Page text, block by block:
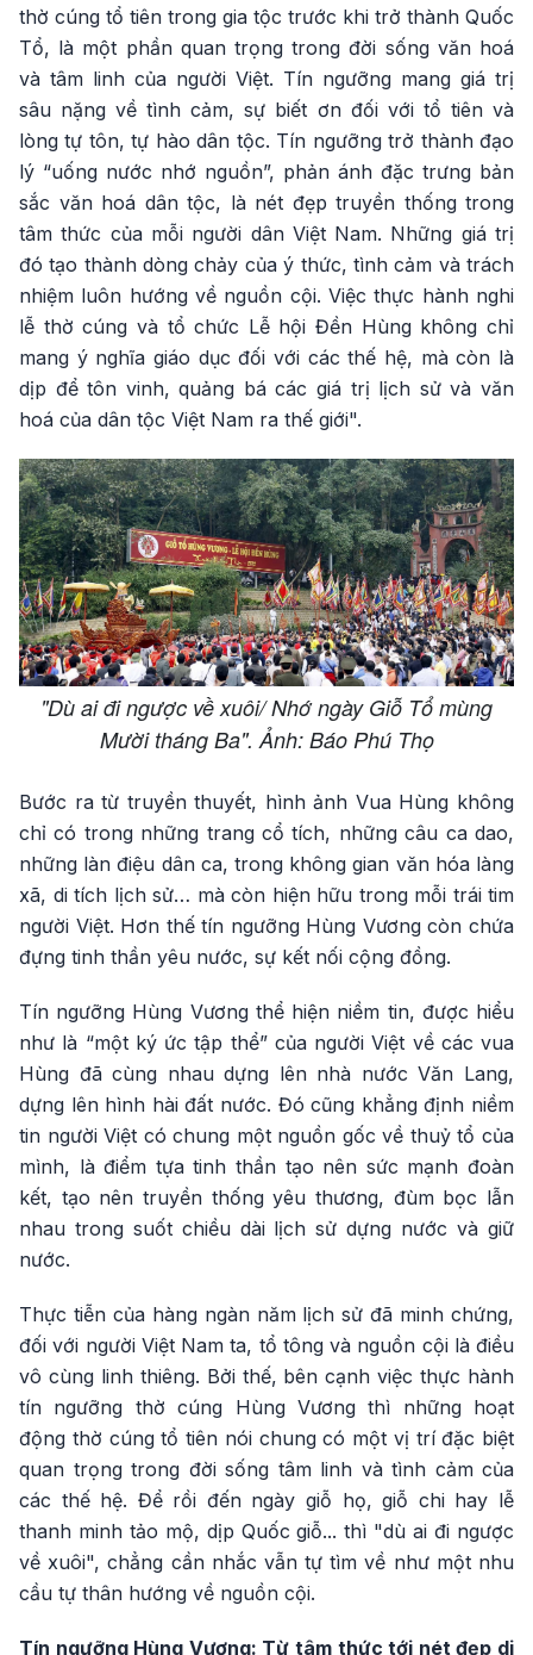
thờ cúng tổ tiên trong gia tộc trước khi trở thành Quốc
Tổ, là một phần quan trọng trong đời sống văn hoá
và tâm linh của người Việt. Tín ngưỡng mang giá trị
sâu nặng về tình cảm, sự biết ơn đối với tổ tiên và
lòng tự tôn, tự hào dân tộc. Tín ngưỡng trở thành đạo
lý “uống nước nhớ nguồn”, phản ánh đặc trưng bản
sắc văn hoá dân tộc, là nét đẹp truyền thống trong
tâm thức của mỗi người dân Việt Nam. Những giá trị
đó tạo thành dòng chảy của ý thức, tình cảm và trách
nhiệm luôn hướng về nguồn cội. Việc thực hành nghi
lễ thờ cúng và tổ chức Lễ hội Đền Hùng không chỉ
mang ý nghĩa giáo dục đối với các thế hệ, mà còn là
dịp để tôn vinh, quảng bá các giá trị lịch sử và văn
hoá của dân tộc Việt Nam ra thế giới".
"Dù ai đi ngược về xuôi/ Nhớ ngày Giỗ Tổ mùng
Mười tháng Ba". Ảnh: Báo Phú Thọ
Bước ra từ truyền thuyết, hình ảnh Vua Hùng không
chỉ có trong những trang cổ tích, những câu ca dao,
những làn điệu dân ca, trong không gian văn hóa làng
xã, di tích lịch sử… mà còn hiện hữu trong mỗi trái tim
người Việt. Hơn thế tín ngưỡng Hùng Vương còn chứa
đựng tinh thần yêu nước, sự kết nối cộng đồng.
Tín ngưỡng Hùng Vương thể hiện niềm tin, được hiểu
như là “một ký ức tập thể” của người Việt về các vua
Hùng đã cùng nhau dựng lên nhà nước Văn Lang,
dựng lên hình hài đất nước. Đó cũng khẳng định niềm
tin người Việt có chung một nguồn gốc về thuỷ tổ của
mình, là điểm tựa tinh thần tạo nên sức mạnh đoàn
kết, tạo nên truyền thống yêu thương, đùm bọc lẫn
nhau trong suốt chiều dài lịch sử dựng nước và giữ
nước.
Thực tiễn của hàng ngàn năm lịch sử đã minh chứng,
đối với người Việt Nam ta, tổ tông và nguồn cội là điều
vô cùng linh thiêng. Bởi thế, bên cạnh việc thực hành
tín ngưỡng thờ cúng Hùng Vương thì những hoạt
động thờ cúng tổ tiên nói chung có một vị trí đặc biệt
quan trọng trong đời sống tâm linh và tình cảm của
các thế hệ. Để rồi đến ngày giỗ họ, giỗ chi hay lễ
thanh minh tảo mộ, dịp Quốc giỗ... thì "dù ai đi ngược
về xuôi", chẳng cần nhắc vẫn tự tìm về như một nhu
cầu tự thân hướng về nguồn cội.
​​​​​Tín ngưỡng Hùng Vương: Từ tâm thức tới nét đẹp di